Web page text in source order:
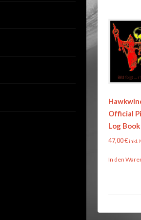
Official
Log Book
47,00€inkl.
In den